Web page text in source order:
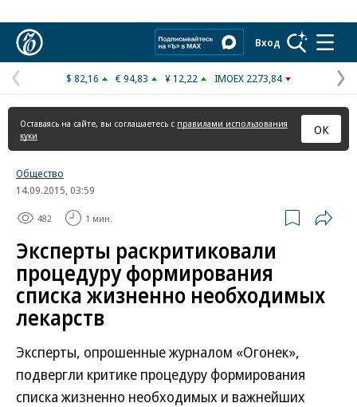
Вход
Предыдущая
страница
$ 82,16 € 94,83 ¥ 12,22 IMOEX 2273,84
Оставаясь на сайте, вы соглашаетесь с правилами использования
куки
ОК
Общество
14.09.2015, 03:59
482 1 мин.
Эксперты раскритиковали
процедуру формирования
списка жизненно необходимых
лекарств
Эксперты, опрошенные журналом «Огонек»,
подвергли критике процедуру формирования
списка жизненно необходимых и важнейших